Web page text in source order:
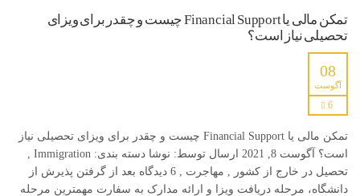
تمکن مالی یا Financial Support چیست و چقدر برای ویزای
تحصیلی نیاز است؟
08
آگوست
6
تمکن مالی یا Financial Support چیست و چقدر برای ویزای تحصیلی نیاز
است؟ آگوست 8, 2021 ارسال توسط: نوشا دسته بندی: Immigration ,
تحصیل در خارج از کشور , مهاجرت , 6 دیدگاه بعد از گرفتن پذیرش از
دانشگاه، مرحله دریافت ویزا و ارائه مدارک به سفارت مهمترین مرحله